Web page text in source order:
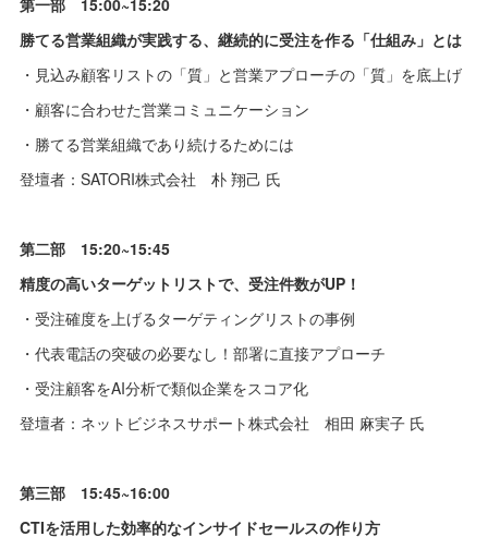
第一部 15:00~15:20
勝てる営業組織が実践する、継続的に受注を作る「仕組み」とは
・見込み顧客リストの「質」と営業アプローチの「質」を底上げ
・顧客に合わせた営業コミュニケーション
・勝てる営業組織であり続けるためには
登壇者：SATORI株式会社 朴 翔己 氏
第二部 15:20~15:45
精度の高いターゲットリストで、受注件数がUP！
・受注確度を上げるターゲティングリストの事例
・代表電話の突破の必要なし！部署に直接アプローチ
・受注顧客をAI分析で類似企業をスコア化
登壇者：ネットビジネスサポート株式会社 相田 麻実子 氏
第三部 15:45~16:00
CTIを活用した効率的なインサイドセールスの作り方